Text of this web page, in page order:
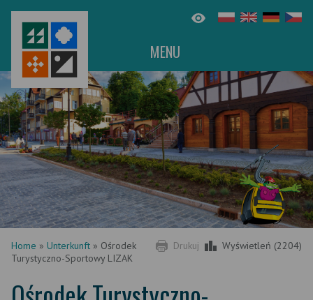
MENU
Drukuj Wyświetleń (2204)
Home » Unterkunft » Ośrodek
Turystyczno-Sportowy LIZAK